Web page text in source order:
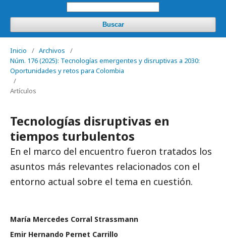
Buscar
Inicio / Archivos
/
Núm. 176 (2025): Tecnologías emergentes y disruptivas a 2030:
Oportunidades y retos para Colombia
/
Artículos
Tecnologías disruptivas en
tiempos turbulentos
En el marco del encuentro fueron tratados los
asuntos más relevantes relacionados con el
entorno actual sobre el tema en cuestión.
María Mercedes Corral Strassmann
Emir Hernando Pernet Carrillo